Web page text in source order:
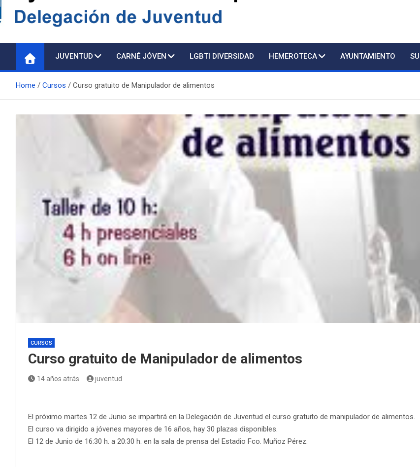
Delegación de Juventud
JUVENTUD CARNÉ JÓVEN LGBTI DIVERSIDAD HEMEROTECA AYUNTAMIENTO
Home Cursos Curso gratuito de Manipulador de alimentos
CURSOS
Curso gratuito de Manipulador de alimentos
14 años atrás juventud
El próximo martes 12 de Junio se impartirá en la Delegación de Juventud el curso gratuito de manipulador de alimentos.
El curso va dirigido a jóvenes mayores de 16 años, hay 30 plazas disponibles.
El 12 de Junio de 16:30 h. a 20:30 h. en la sala de prensa del Estadio Fco. Muñoz Pérez.